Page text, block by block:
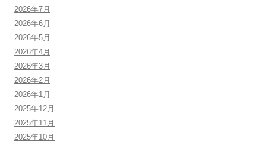
2026年7月
2026年6月
2026年5月
2026年4月
2026年3月
2026年2月
2026年1月
2025年12月
2025年11月
2025年10月